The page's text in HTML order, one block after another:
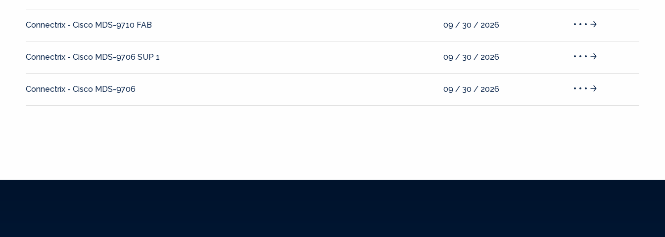
Connectrix - Cisco MDS-9710 FAB 09 / 30 / 2026
Connectrix - Cisco MDS-9706 SUP 1 09 / 30 / 2026
Connectrix - Cisco MDS-9706 09 / 30 / 2026